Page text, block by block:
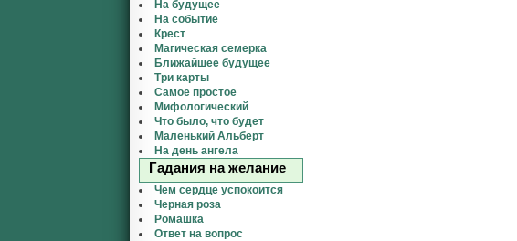
На будущее
На событие
Крест
Магическая семерка
Ближайшее будущее
Три карты
Самое простое
Мифологический
Что было, что будет
Маленький Альберт
На день ангела
Гадания на желание
Чем сердце успокоится
Черная роза
Ромашка
Ответ на вопрос